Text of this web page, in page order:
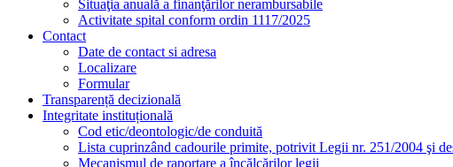
Situaţia anuală a finanţărilor nerambursabile
Activitate spital conform ordin 1117/2025
Contact
Date de contact si adresa
Localizare
Formular
Transparență decizională
Integritate instituțională
Cod etic/deontologic/de conduită
Lista cuprinzând cadourile primite, potrivit Legii nr. 251/2004 şi
Mecanismul de raportare a încălcărilor legii